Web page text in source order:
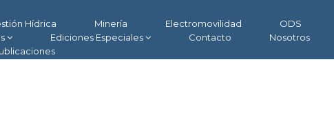
Hídrica Minería Electromovilidad
ODS
Ediciones Especiales Contacto
Nosotros